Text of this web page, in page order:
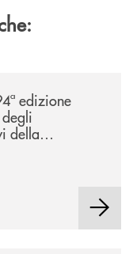
edizione
della